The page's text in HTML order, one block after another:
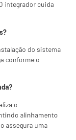
integrador cuida
do sistema
conforme o
o
alinhamento
assegura uma